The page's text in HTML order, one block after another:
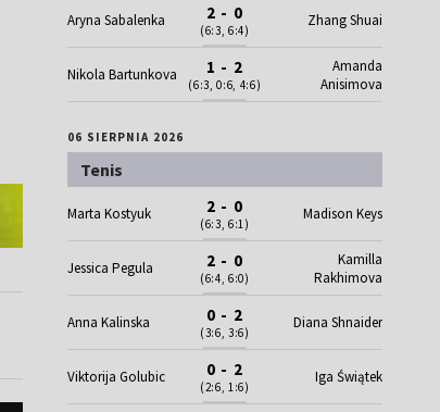
Aryna Sabalenka 2 - 0
(6:3, 6:4)
Zhang Shuai
Nikola Bartunkova 1 - 2
(6:3, 0:6, 4:6)
Amanda
Anisimova
06 SIERPNIA 2026
Tenis
Marta Kostyuk 2 - 0
(6:3, 6:1)
Madison Keys
Jessica Pegula 2 - 0
(6:4, 6:0)
Kamilla
Rakhimova
Anna Kalinska 0 - 2
(3:6, 3:6)
Diana Shnaider
Viktorija Golubic 0 - 2
(2:6, 1:6)
Iga Świątek